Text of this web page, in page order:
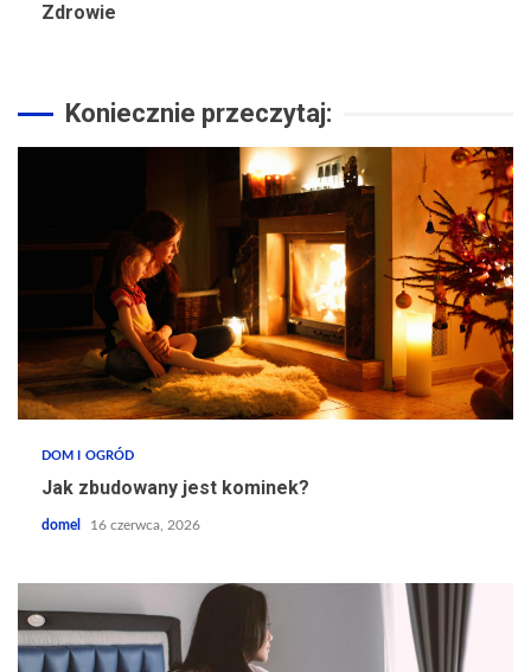
Zdrowie
Koniecznie przeczytaj:
DOM I OGRÓD
Jak zbudowany jest kominek?
domel 16 czerwca, 2026